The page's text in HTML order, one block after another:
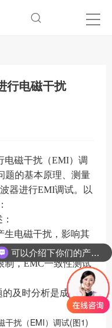
行电磁干扰
电磁干扰（EMI）调
题的基本原理、测量
器进行EMI调试。以
生电磁干扰，影响其
制，EMC一致性测试
及时分析是成功的
可以介绍下你们的产品么？